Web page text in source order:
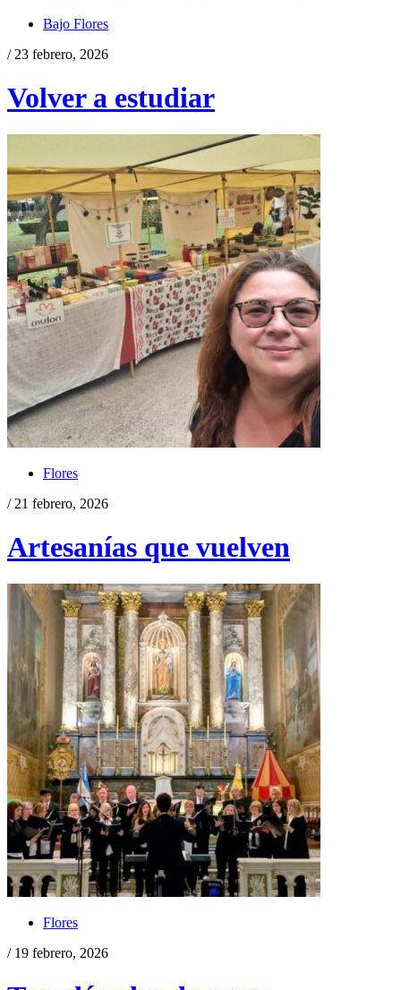
Bajo Flores
/ 23 febrero, 2026
Volver a estudiar
Flores
/ 21 febrero, 2026
Artesanías que vuelven
Flores
/ 19 febrero, 2026